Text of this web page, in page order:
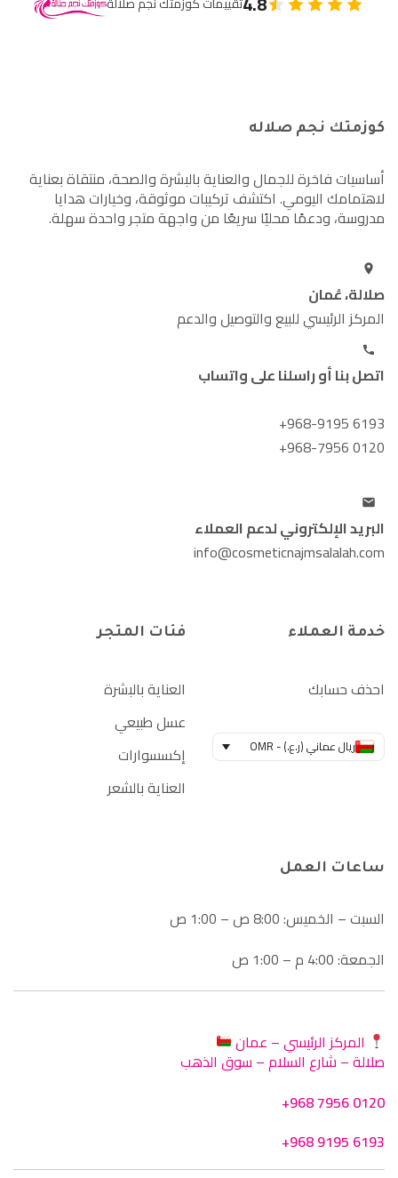
كوزمتك نجم صلاله
أساسيات فاخرة للجمال والعناية بالبشرة والصحة، منتقاة بعناية
لاهتمامك اليومي. اكتشف تركيبات موثوقة، وخيارات هدايا
مدروسة، ودعمًا محليًا سريعًا من واجهة متجر واحدة سهلة.
صلالة، عُمان
المركز الرئيسي للبيع والتوصيل والدعم
اتصل بنا أو راسلنا على واتساب
+968-9195 6193
+968-7956 0120
البريد الإلكتروني لدعم العملاء
info@cosmeticnajmsalalah.com
خدمة العملاء
احذف حسابك
ريال عماني (ر.ع.) - OMR
فئات المتجر
العناية بالبشرة
عسل طبيعي
إكسسوارات
العناية بالشعر
ساعات العمل
السبت – الخميس: 8:00 ص – 1:00 ص
الجمعة: 4:00 م – 1:00 ص
المركز الرئيسي – عمان
صلالة – شارع السلام – سوق الذهب
+968 7956 0120
+968 9195 6193